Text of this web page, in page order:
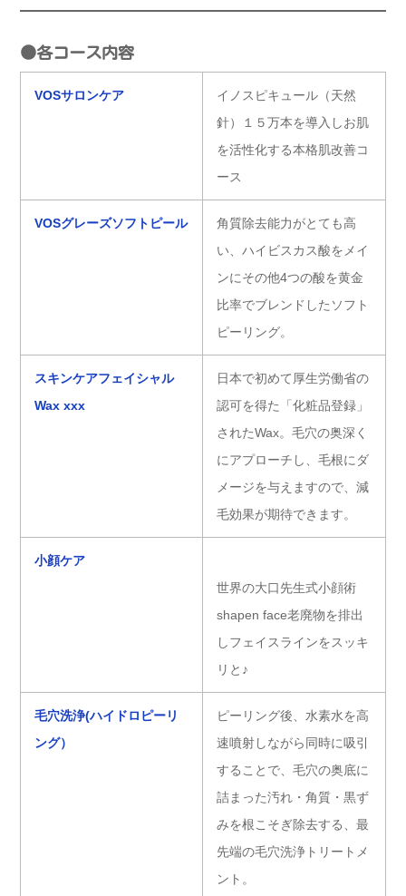
●各コース内容
VOSサロンケア
イノスピキュール（天然
針）１５万本を導入しお肌
を活性化する本格肌改善コ
ース
VOSグレーズソフトピール
角質除去能力がとても高
い、ハイビスカス酸をメイ
ンにその他4つの酸を黄金
比率でブレンドしたソフト
ピーリング。
スキンケアフェイシャル
Wax xxx
日本で初めて厚生労働省の
認可を得た「化粧品登録」
されたWax。毛穴の奥深く
にアプローチし、毛根にダ
メージを与えますので、減
毛効果が期待できます。
小顔ケア
世界の大口先生式小顔術
shapen face老廃物を排出
しフェイスラインをスッキ
リと♪
毛穴洗浄(ハイドロピーリ
ング）
ピーリング後、水素水を高
速噴射しながら同時に吸引
することで、毛穴の奥底に
詰まった汚れ・角質・黒ず
みを根こそぎ除去する、最
先端の毛穴洗浄トリートメ
ント。